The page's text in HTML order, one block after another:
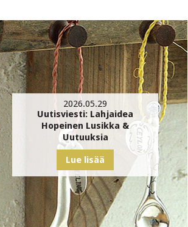
2026.05.29
Uutisviesti: Lahjaidea
Hopeinen Lusikka &
Uutuuksia
Lue lisää